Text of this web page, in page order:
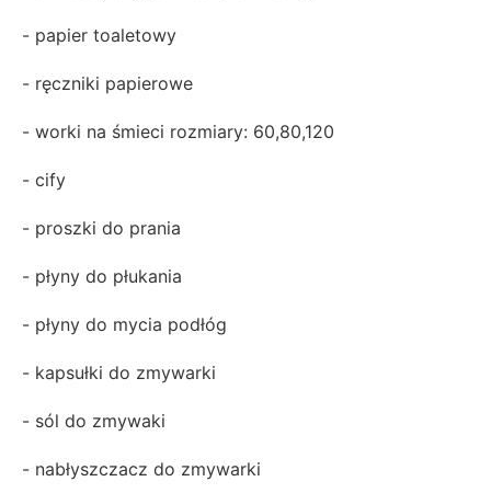
- papier toaletowy
- ręczniki papierowe
- worki na śmieci rozmiary: 60,80,120
- cify
- proszki do prania
- płyny do płukania
- płyny do mycia podłóg
- kapsułki do zmywarki
- sól do zmywaki
- nabłyszczacz do zmywarki